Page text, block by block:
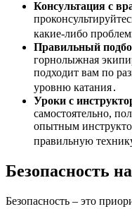
Консультация с
какие-либо
Правильный
горнолыжная
подходит вам по
уровню катания․
Уроки с
самостоятельно,
опытным
правильную
Безопасность
Безопасность – это